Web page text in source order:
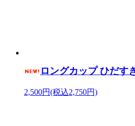
ロングカップ ひだす
2,500円(税込2,750円)